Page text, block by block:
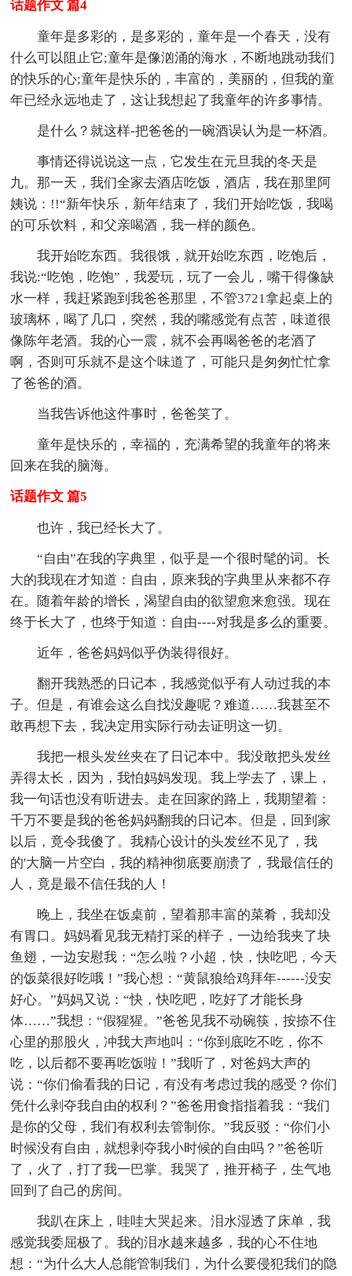
话题作文 篇4
童年是多彩的，是多彩的，童年是一个春天，没有
什么可以阻止它;童年是像汹涌的海水，不断地跳动我们
的快乐的心;童年是快乐的，丰富的，美丽的，但我的童
年已经永远地走了，这让我想起了我童年的许多事情。
是什么？就这样-把爸爸的一碗酒误认为是一杯酒。
事情还得说说这一点，它发生在元旦我的冬天是
九。那一天，我们全家去酒店吃饭，酒店，我在那里阿
姨说：!!“新年快乐，新年结束了，我们开始吃饭，我喝
的可乐饮料，和父亲喝酒，我一样的颜色。
我开始吃东西。我很饿，就开始吃东西，吃饱后，
我说:“吃饱，吃饱”，我爱玩，玩了一会儿，嘴干得像缺
水一样，我赶紧跑到我爸爸那里，不管3721拿起桌上的
玻璃杯，喝了几口，突然，我的嘴感觉有点苦，味道很
像陈年老酒。我的心一震，就不会再喝爸爸的老酒了
啊，否则可乐就不是这个味道了，可能只是匆匆忙忙拿
了爸爸的酒。
当我告诉他这件事时，爸爸笑了。
童年是快乐的，幸福的，充满希望的我童年的将来
回来在我的脑海。
话题作文 篇5
也许，我已经长大了。
“自由”在我的字典里，似乎是一个很时髦的词。长
大的我现在才知道：自由，原来我的字典里从来都不存
在。随着年龄的增长，渴望自由的欲望愈来愈强。现在
终于长大了，也终于知道：自由----对我是多么的重要。
近年，爸爸妈妈似乎伪装得很好。
翻开我熟悉的日记本，我感觉似乎有人动过我的本
子。但是，有谁会这么自找没趣呢？难道……我甚至不
敢再想下去，我决定用实际行动去证明这一切。
我把一根头发丝夹在了日记本中。我没敢把头发丝
弄得太长，因为，我怕妈妈发现。我上学去了，课上，
我一句话也没有听进去。走在回家的路上，我期望着：
千万不要是我的爸爸妈妈翻我的日记本。但是，回到家
以后，竟令我傻了。我精心设计的头发丝不见了，我
的'大脑一片空白，我的精神彻底要崩溃了，我最信任的
人，竟是最不信任我的人！
晚上，我坐在饭桌前，望着那丰富的菜肴，我却没
有胃口。妈妈看见我无精打采的样子，一边给我夹了块
鱼翅，一边安慰我：“怎么啦？小超，快，快吃吧，今天
的饭菜很好吃哦！”我心想：“黄鼠狼给鸡拜年------没安
好心。”妈妈又说：“快，快吃吧，吃好了才能长身
体……”我想：“假猩猩。”爸爸见我不动碗筷，按捺不住
心里的那股火，冲我大声地叫：“你到底吃不吃，你不
吃，以后都不要再吃饭啦！”我听了，对爸妈大声的
说：“你们偷看我的日记，有没有考虑过我的感受？你们
凭什么剥夺我自由的权利？”爸爸用食指指着我：“我们
是你的父母，我们有权利去管制你。”我反驳：“你们小
时候没有自由，就想剥夺我小时候的自由吗？”爸爸听
了，火了，打了我一巴掌。我哭了，推开椅子，生气地
回到了自己的房间。
我趴在床上，哇哇大哭起来。泪水湿透了床单，我
感觉我委屈极了。我的泪水越来越多，我的心不住地
想：“为什么大人总能管制我们，为什么要侵犯我们的隐